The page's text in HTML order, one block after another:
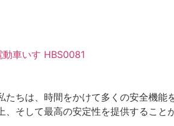
ちは、時間をかけて多くの安全機
そして最高の安定性を提供するこ